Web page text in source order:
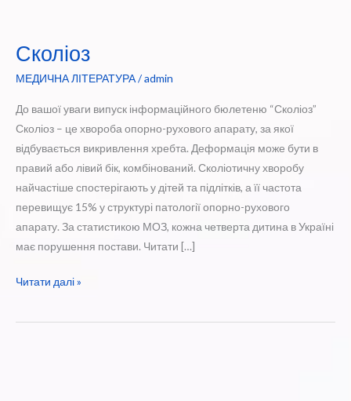
Сколіоз
МЕДИЧНА ЛІТЕРАТУРА/admin
До вашої уваги випуск інформаційного бюлетеню “Сколіоз”
Сколіоз – це хвороба опорно-рухового апарату, за якої
відбувається викривлення хребта. Деформація може бути в
правий або лівий бік, комбінований. Сколіотичну хворобу
найчастіше спостерігають у дітей та підлітків, а її частота
перевищує 15% у структурі патології опорно-рухового
апарату. За статистикою МОЗ, кожна четверта дитина в Україні
має порушення постави. Читати […]
Сколіоз
Читати далі »